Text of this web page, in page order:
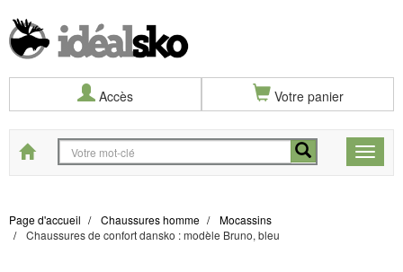
Accès Votre panier
Toggle
Start
Page d'accueil Chaussures homme
Mocassins
Chaussures de confort dansko : modèle Bruno, bleu